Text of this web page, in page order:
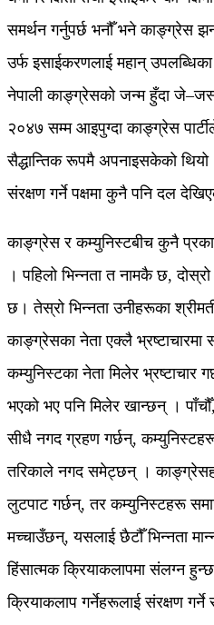
समर्थन गर्नुपर्छ भनौँ भने काङ्ग्रेस
उर्फ इसाईकरणलाई महान्
नेपाली काङ्ग्रेसको जन्म हुँदा
२०४७ सम्म आइपुग्दा काङ्ग्रेस
सैद्धान्तिक रूपमै अपनाइसकेको
संरक्षण गर्ने पक्षमा कुनै पनि दल
काङ्ग्रेस र कम्युनिस्टबीच कुनै
। पहिलो भिन्नता त नामकै छ,
छ। तेस्रो भिन्नता उनीहरूका
काङ्ग्रेसका नेता एक्लै
कम्युनिस्टका नेता मिलेर भ्रष्टाचार
भएको भए पनि मिलेर खान्छन् ।
सीधै नगद ग्रहण गर्छन्,
तरिकाले नगद समेट्छन् ।
लुटपाट गर्छन्, तर कम्युनिस्टहरू
मच्चाउँछन्, यसलाई छैटौँ भिन्नता
हिंसात्मक क्रियाकलापमा संलग्न
क्रियाकलाप गर्नेहरूलाई संरक्षण गर्ने